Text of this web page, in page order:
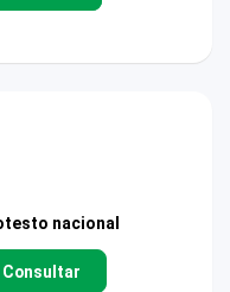
nacional
Consultar